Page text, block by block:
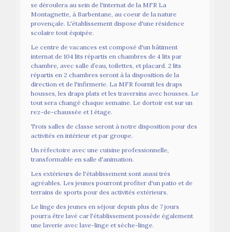
se déroulera au sein de l'internat de la MFR La
Montagnette, à Barbentane, au coeur de la nature
provençale. L'établissement dispose d'une résidence
scolaire tout équipée.
Le centre de vacances est composé d'un bâtiment
internat de 104 lits répartis en chambres de 4 lits par
chambre, avec salle d’eau, toilettes, et placard. 2 lits
répartis en 2 chambres seront à la disposition de la
direction et de l'infirmerie. La MFR fournit les draps
housses, les draps plats et les traversins avec housses. Le
tout sera changé chaque semaine. Le dortoir est sur un
rez-de-chaussée et 1 étage.
Trois salles de classe seront à notre disposition pour des
activités en intérieur et par groupe.
Un réfectoire avec une cuisine professionnelle,
transformable en salle d'animation.
Les extérieurs de l'établissement sont aussi très
agréables. Les jeunes pourront profiter d'un patio et de
terrains de sports pour des activités extérieurs.
Le linge des jeunes en séjour depuis plus de 7 jours
pourra être lavé car l'établissement possède également
une laverie avec lave-linge et sèche-linge.